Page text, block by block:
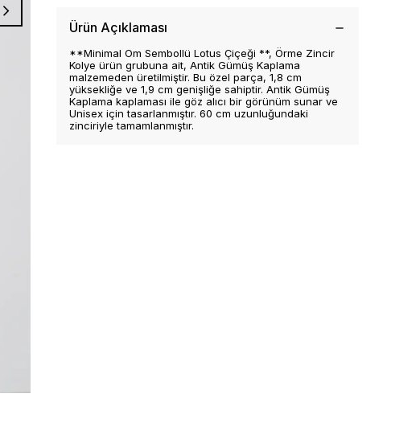
Ürün Açıklaması
**Minimal Om Sembollü Lotus Çiçeği **, Örme Zincir
Kolye ürün grubuna ait, Antik Gümüş Kaplama
malzemeden üretilmiştir. Bu özel parça, 1,8 cm
yüksekliğe ve 1,9 cm genişliğe sahiptir. Antik Gümüş
Kaplama kaplaması ile göz alıcı bir görünüm sunar ve
Unisex için tasarlanmıştır. 60 cm uzunluğundaki
zinciriyle tamamlanmıştır.